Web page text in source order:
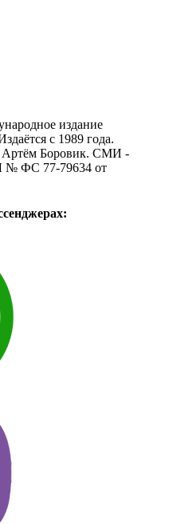
издание
с 1989 года.
Боровик. CМИ -
№ ФС 77-79634 от